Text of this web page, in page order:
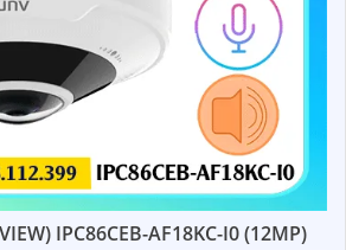
IPC86CEB-AF18KC-I0 (12MP)